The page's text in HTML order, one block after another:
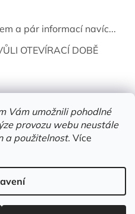
Vám umožnili pohodlné
provozu webu neustále
a použitelnost. Více
a pár informací navíc...
OTEVÍRACÍ DOBĚ
Shoptet
& vinyly | Mělník. Všechna